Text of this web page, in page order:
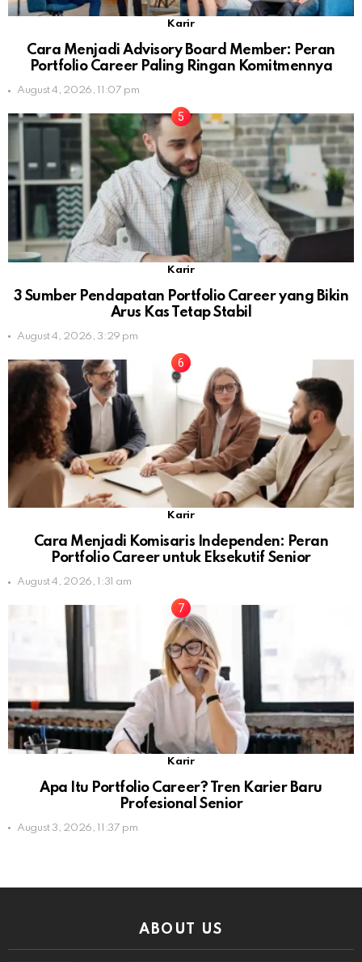
Karir
Cara Menjadi Advisory Board Member: Peran
Portfolio Career Paling Ringan Komitmennya
August 4, 2026, 11:07 pm
Karir
3 Sumber Pendapatan Portfolio Career yang Bikin
Arus Kas Tetap Stabil
August 4, 2026, 3:29 pm
Karir
Cara Menjadi Komisaris Independen: Peran
Portfolio Career untuk Eksekutif Senior
August 4, 2026, 1:31 am
Karir
Apa Itu Portfolio Career? Tren Karier Baru
Profesional Senior
August 3, 2026, 11:37 pm
ABOUT US